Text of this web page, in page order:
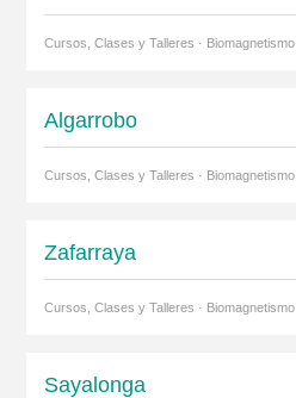
Cursos, Clases y Talleres · Biomagnetismo
Algarrobo
Cursos, Clases y Talleres · Biomagnetismo
Zafarraya
Cursos, Clases y Talleres · Biomagnetismo
Sayalonga